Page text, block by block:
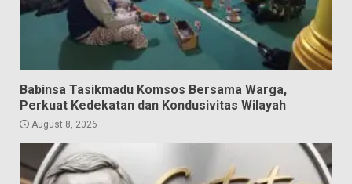
Babinsa Tasikmadu Komsos Bersama Warga,
Perkuat Kedekatan dan Kondusivitas Wilayah
August 8, 2026